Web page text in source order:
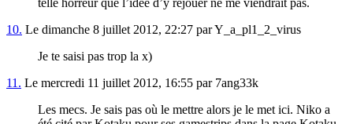
10. Le dimanche 8 juillet 2012, 22:27 par Y_a_pl1_2_virus
Je te saisi pas trop la x)
11. Le mercredi 11 juillet 2012, 16:55 par 7ang33k
Les mecs. Je sais pas où le mettre alors je le met ici. Niko a